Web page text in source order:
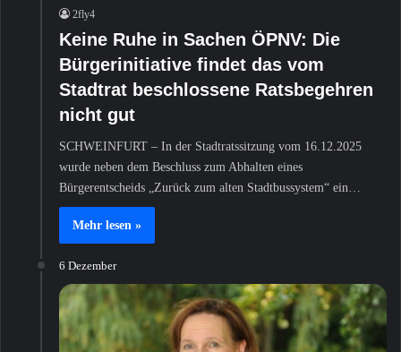
2fly4
Keine Ruhe in Sachen ÖPNV: Die
Bürgerinitiative findet das vom
Stadtrat beschlossene Ratsbegehren
nicht gut
SCHWEINFURT – In der Stadtratssitzung vom 16.12.2025
wurde neben dem Beschluss zum Abhalten eines
Bürgerentscheids „Zurück zum alten Stadtbussystem“ ein…
Mehr lesen »
6 Dezember